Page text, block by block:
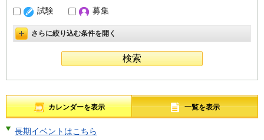
試験
募集
詳細設定を開く
さらに絞り込む条件を開く
カレンダーを表示 一覧を表示
長期イベントはこちら